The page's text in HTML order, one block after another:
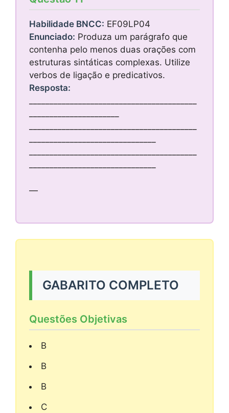
Habilidade BNCC: EF09LP04
Enunciado: Produza um parágrafo que
contenha pelo menos duas orações com
estruturas sintáticas complexas. Utilize
verbos de ligação e predicativos.
Resposta:
—
GABARITO COMPLETO
Questões Objetivas
B
B
B
C